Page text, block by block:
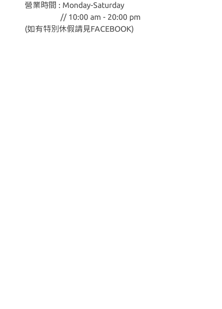
營業時間 : Monday-Saturday
// 10:00 am - 20:00 pm
(如有特別休假請見FACEBOOK)